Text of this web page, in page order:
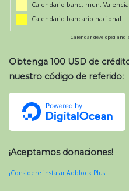
Calendario banc. mun. Valencia
Calendario bancario nacional
Calendar developed and
Obtenga 100 USD de
nuestro código de referido:
¡Aceptamos donaciones!
¡Considere instalar Adblock Plus!